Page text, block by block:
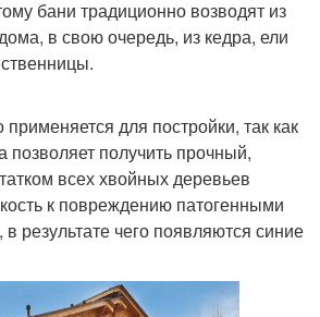
бани традиционно возводят из
в свою очередь, из кедра, ели
для постройки, так как
позволяет получить прочный,
всех хвойных деревьев
к повреждению патогенными
результате чего появляются синие